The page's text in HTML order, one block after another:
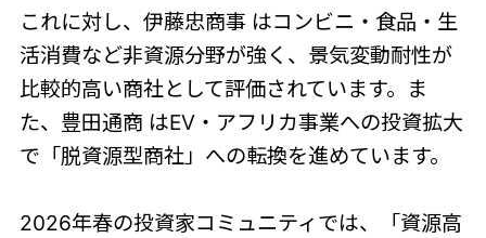
これに対し、伊藤忠商事 はコンビニ・食品・生
活消費など非資源分野が強く、景気変動耐性が
比較的高い商社として評価されています。ま
た、豊田通商 はEV・アフリカ事業への投資拡大
で「脱資源型商社」への転換を進めています。
2026年春の投資家コミュニティでは、「資源高